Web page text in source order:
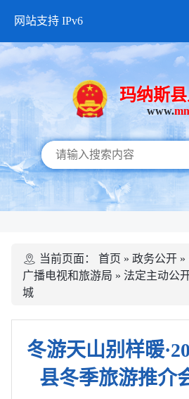
网站支持 IPv6
玛纳斯
www.
当前页面： 首页 » 政务公开 »
广播电视和旅游局 » 法定主动公
城
冬游天山别样暖
县冬季旅游推介